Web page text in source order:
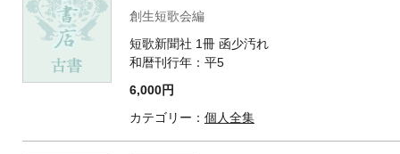
創生短歌会編
短歌新聞社 1冊 函少汚れ
和暦刊行年： 平5
6,000円
カテゴリー： 個人全集